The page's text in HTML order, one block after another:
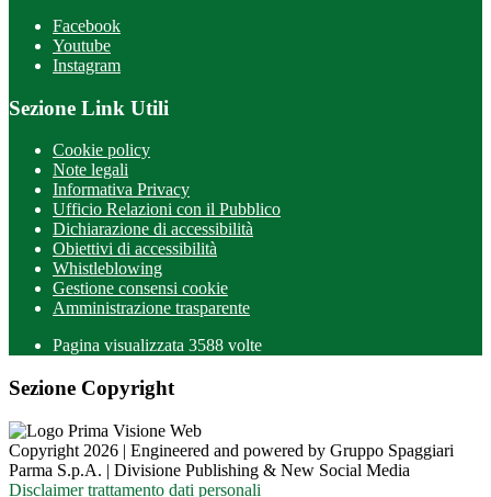
Facebook
Youtube
Instagram
Sezione Link Utili
Cookie policy
Note legali
Informativa Privacy
Ufficio Relazioni con il Pubblico
Dichiarazione di accessibilità
Obiettivi di accessibilità
Whistleblowing
Gestione consensi cookie
Amministrazione trasparente
Pagina visualizzata 3588 volte
Sezione Copyright
Copyright 2026 | Engineered and powered by Gruppo Spaggiari
Parma S.p.A. | Divisione Publishing & New Social Media
Disclaimer trattamento dati personali